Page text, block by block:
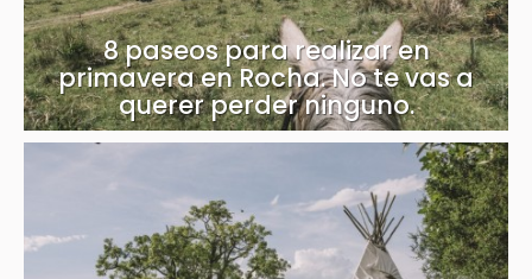
8 paseos para realizar en
primavera en Rocha. No te vas a
querer perder ninguno.